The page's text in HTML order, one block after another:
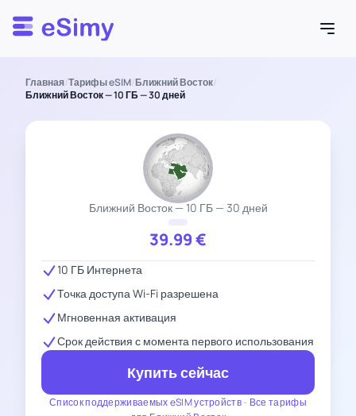
Esimy
Главная/Тарифы eSIM/Ближний Восток/
Ближний Восток — 10 ГБ — 30 дней
Ближний Восток — 10 ГБ — 30 дней
39.99€
Список поддерживаемых eSIM устройств- Все тарифы
10 ГБ Интернета
Точка доступа Wi-Fi разрешена
Мгновенная активация
Срок действия с момента первого использования
Купить сейчас